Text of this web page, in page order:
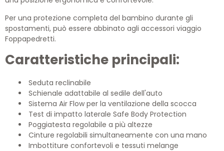
Per una protezione completa del bambino durante gli
spostamenti, può essere abbinato agli accessori viaggio
Foppapedretti.
Caratteristiche principali:
Seduta reclinabile
Schienale adattabile al sedile dell'auto
Sistema Air Flow per la ventilazione della scocca
Test di impatto laterale Safe Body Protection
Poggiatesta regolabile a più altezze
Cinture regolabili simultaneamente con una mano
Imbottiture confortevoli e tessuti melange